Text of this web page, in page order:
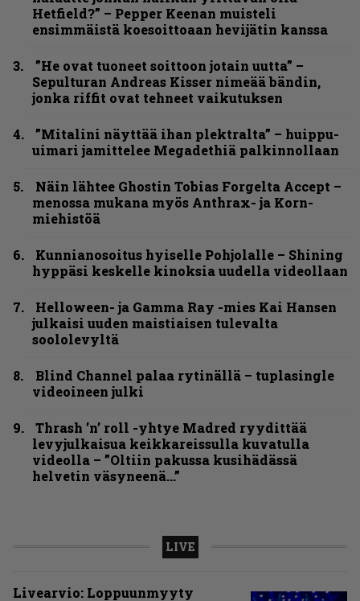
Hetfield?” – Pepper Keenan muisteli
ensimmäistä koesoittoaan hevijätin kanssa
”He ovat tuoneet soittoon jotain uutta” –
Sepulturan Andreas Kisser nimeää bändin,
jonka riffit ovat tehneet vaikutuksen
”Mitalini näyttää ihan plektralta” – huippu-
uimari jamittelee Megadethiä palkinnollaan
Näin lähtee Ghostin Tobias Forgelta Accept –
menossa mukana myös Anthrax- ja Korn-
miehistöä
Kunnianosoitus hyiselle Pohjolalle – Shining
hyppäsi keskelle kinoksia uudella videollaan
Helloween- ja Gamma Ray -mies Kai Hansen
julkaisi uuden maistiaisen tulevalta
soololevyltä
Blind Channel palaa rytinällä – tuplasingle
videoineen julki
Thrash ’n’ roll -yhtye Madred ryydittää
levyjulkaisua keikkareissulla kuvatulla
videolla – ”Oltiin pakussa kusihädässä
helvetin väsyneenä…”
LIVE
Livearvio: Loppuunmyyty